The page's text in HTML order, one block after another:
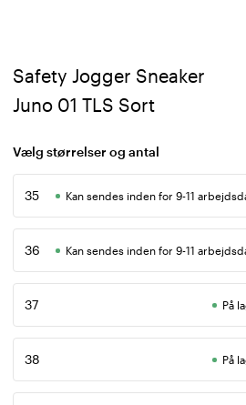
Safety Jogger Sneaker
Juno 01 TLS Sort
Vælg størrelser og antal
35 Kan sendes inden for 9-11
36 Kan sendes inden for 9-11
37 På
38 På